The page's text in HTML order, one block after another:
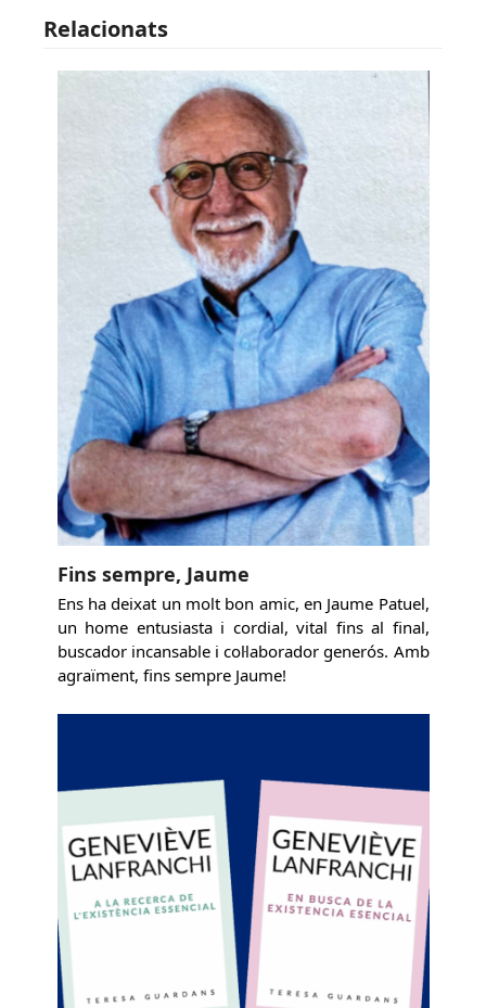
Relacionats
Fins sempre, Jaume
Ens ha deixat un molt bon amic, en Jaume Patuel,
un home entusiasta i cordial, vital fins al final,
buscador incansable i col·laborador generós. Amb
agraïment, fins sempre Jaume!